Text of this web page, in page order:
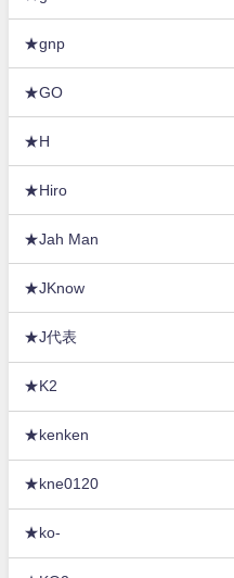
★gnp
★GO
★H
★Hiro
★Jah Man
★JKnow
★J代表
★K2
★kenken
★kne0120
★ko-